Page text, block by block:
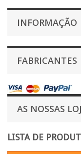
INFORMAÇÃO
FABRICANTES
AS NOSSAS
LISTA DE